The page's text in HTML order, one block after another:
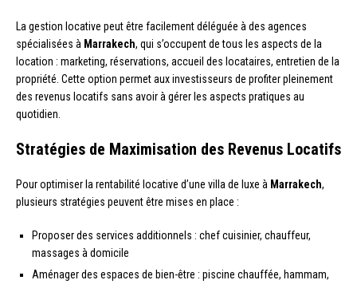
La gestion locative peut être facilement déléguée à des agences
spécialisées à Marrakech, qui s’occupent de tous les aspects de la
location : marketing, réservations, accueil des locataires, entretien de la
propriété. Cette option permet aux investisseurs de profiter pleinement
des revenus locatifs sans avoir à gérer les aspects pratiques au
quotidien.
Stratégies de Maximisation des Revenus Locatifs
Pour optimiser la rentabilité locative d’une villa de luxe à Marrakech,
plusieurs stratégies peuvent être mises en place :
Proposer des services additionnels : chef cuisinier, chauffeur,
massages à domicile
Aménager des espaces de bien-être : piscine chauffée, hammam,